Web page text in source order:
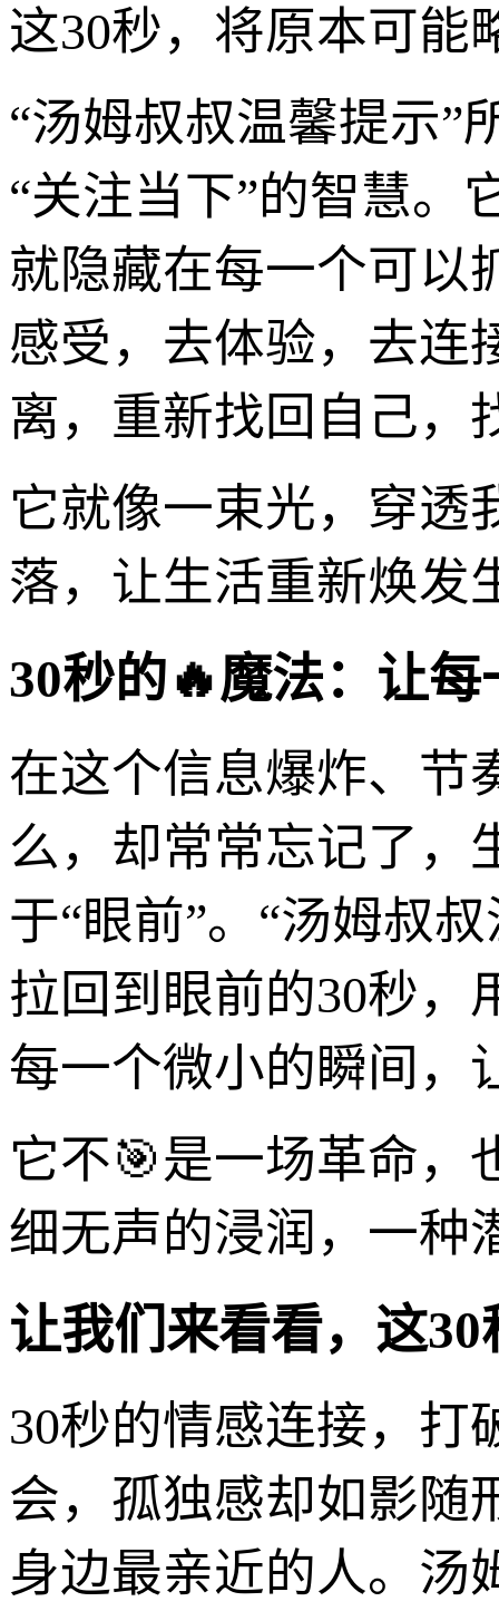
这30秒，将原本可能
“汤姆叔叔温馨提示”
“关注当下”的智慧。
就隐藏在每一个可以
感受，去体验，去连
离，重新找回自己，
它就像一束光，穿透
落，让生活重新焕发
30秒的🔥魔法：让
在这个信息爆炸、节
么，却常常忘记了，
于“眼前”。“汤姆叔
拉回到眼前的30秒，
每一个微小的瞬间，
它不🎯是一场革命，
细无声的浸润，一种
让我们来看看，这
30秒的情感连接，打
会，孤独感却如影随
身边最亲近的人。汤